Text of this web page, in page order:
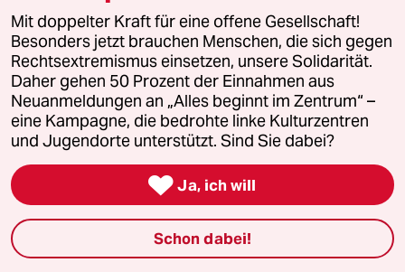
Newsletter
team zukunft
taz frisch
taz zahl ich
Mit doppelter Kraft für eine offene Gesellschaft!
Besonders jetzt brauchen Menschen, die sich gegen
Rechtsextremismus einsetzen, unsere Solidarität.
Daher gehen 50 Prozent der Einnahmen aus
Neuanmeldungen an „Alles beginnt im Zentrum“ –
eine Kampagne, die bedrohte linke Kulturzentren
und Jugendorte unterstützt. Sind Sie dabei?
 Ja, ich will
Schon dabei!